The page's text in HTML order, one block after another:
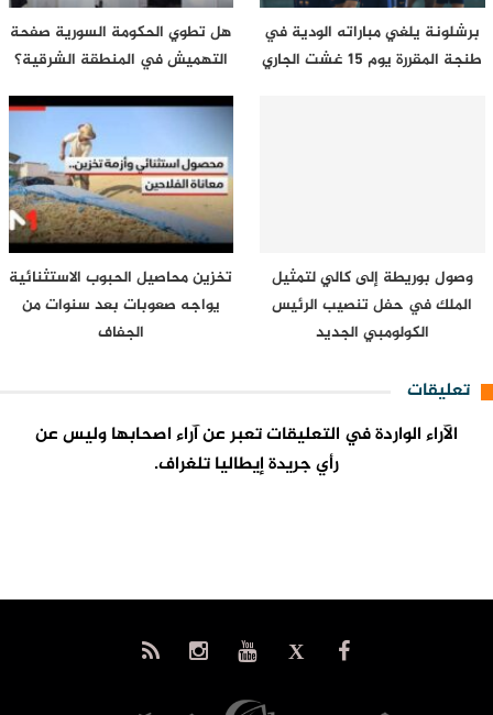
برشلونة يلغي مباراته الودية في
طنجة المقررة يوم 15 غشت الجاري
هل تطوي الحكومة السورية صفحة
التهميش في المنطقة الشرقية؟
وصول بوريطة إلى كالي لتمثيل
الملك في حفل تنصيب الرئيس
الكولومبي الجديد
تخزين محاصيل الحبوب الاستثنائية
يواجه صعوبات بعد سنوات من
الجفاف
تعليقات
الآراء الواردة في التعليقات تعبر عن آراء اصحابها وليس عن
رأي جريدة إيطاليا تلغراف.